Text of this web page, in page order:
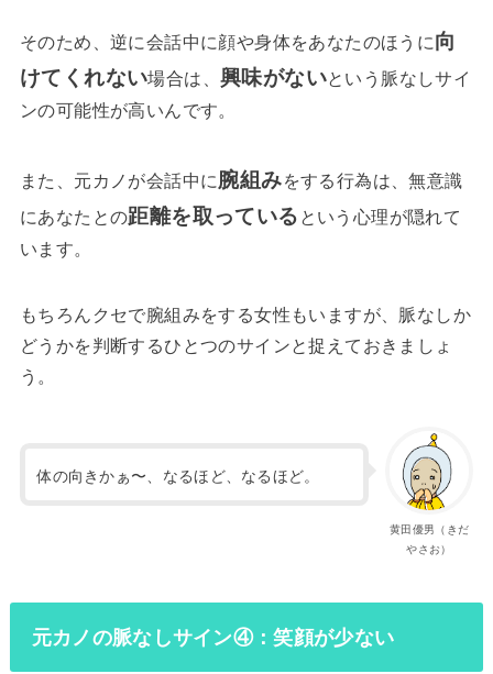
そのため、逆に会話中に顔や身体をあなたのほうに向
けてくれない場合は、 興味がないという脈なしサイ
ンの可能性が高いんです。
また、元カノが会話中に腕組みをする行為は、無意識
にあなたとの距離を取っているという心理が隠れて
います。
もちろんクセで腕組みをする女性もいますが、脈なしか
どうかを判断するひとつのサインと捉えておきましょ
う。
黄田優男（きだ
やさお）
体の向きかぁ〜、なるほど、なるほど。
元カノの脈なしサイン④：笑顔が少ない